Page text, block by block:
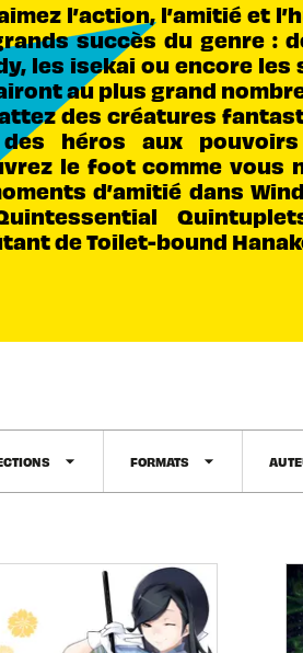
l’action, l’amitié et
succès du genre :
les isekai ou encore
au plus grand
des créatures
héros aux
le foot comme vous
d’amitié dans
de Toilet-bound
arrow_drop_down FORMATS arrow_drop_down